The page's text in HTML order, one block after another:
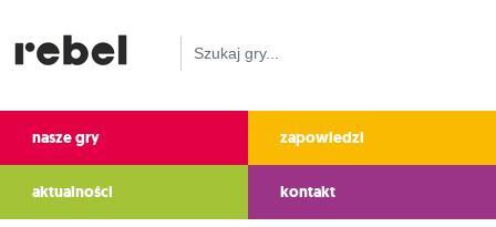
nasze gry zapowiedzi
aktualności kontakt